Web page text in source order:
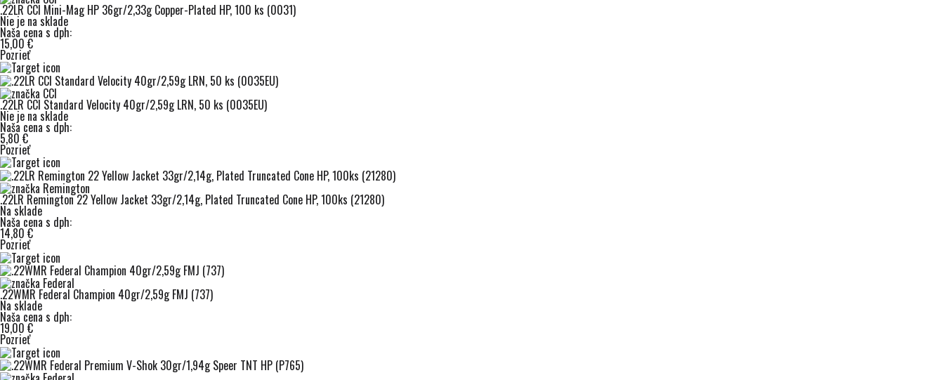
.22LR CCI Mini-Mag HP 36gr/2,33g Copper-Plated HP, 100 ks (0031)
Nie je na sklade
Naša cena s dph:
15,00 €
Pozrieť
.22LR CCI Standard Velocity 40gr/2,59g LRN, 50 ks (0035EU)
Nie je na sklade
Naša cena s dph:
5,80 €
Pozrieť
.22LR Remington 22 Yellow Jacket 33gr/2,14g, Plated Truncated Cone HP, 100ks (21280)
Na sklade
Naša cena s dph:
14,80 €
Pozrieť
.22WMR Federal Champion 40gr/2,59g FMJ (737)
Na sklade
Naša cena s dph:
19,00 €
Pozrieť